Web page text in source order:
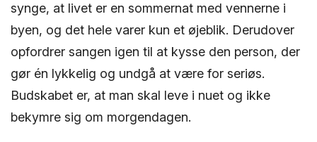
synge, at livet er en sommernat med vennerne i
byen, og det hele varer kun et øjeblik. Derudover
opfordrer sangen igen til at kysse den person, der
gør én lykkelig og undgå at være for seriøs.
Budskabet er, at man skal leve i nuet og ikke
bekymre sig om morgendagen.